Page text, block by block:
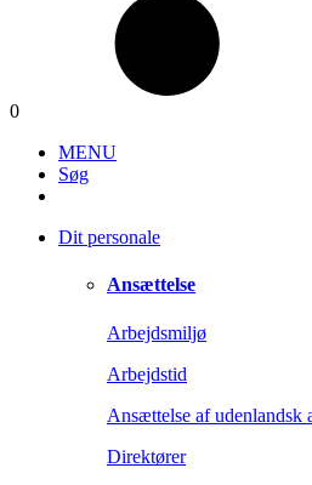
0
MENU
Søg
Dit personale
Ansættelse
Arbejdsmiljø
Arbejdstid
Ansættelse af udenlandsk
Direktører